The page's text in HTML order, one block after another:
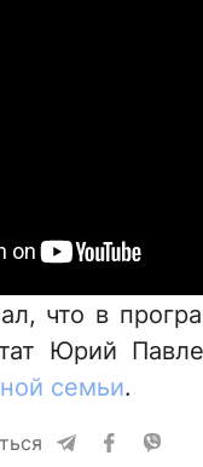
что в
Юрий
семьи.